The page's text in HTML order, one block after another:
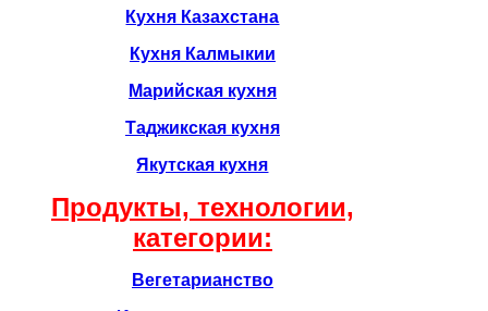
Кухня Казахстана
Кухня Калмыкии
Марийская кухня
Таджикская кухня
Якутская кухня
Продукты, технологии,
категории:
Вегетарианство